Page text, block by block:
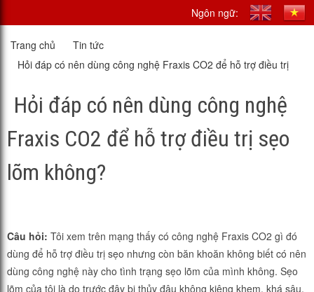
Ngôn ngữ:
Trang chủ
Tin tức
Hỏi đáp có nên dùng công nghệ Fraxis CO2 để hỗ trợ điều trị
Hỏi đáp có nên dùng công nghệ
Fraxis CO2 để hỗ trợ điều trị sẹo
lõm không?
Câu hỏi: Tôi xem trên mạng thấy có công nghệ Fraxis CO2 gì đó
dùng để hỗ trợ điều trị sẹo nhưng còn băn khoăn không biết có nên
dùng công nghệ này cho tình trạng sẹo lõm của mình không. Sẹo
lõm của tôi là do trước đây bị thủy đậu không kiêng khem, khá sâu.